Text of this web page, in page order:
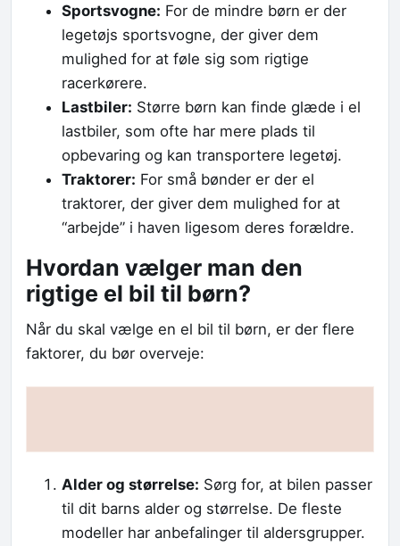
Sportsvogne: For de mindre børn er der
legetøjs sportsvogne, der giver dem
mulighed for at føle sig som rigtige
racerkørere.
Lastbiler: Større børn kan finde glæde i el
lastbiler, som ofte har mere plads til
opbevaring og kan transportere legetøj.
Traktorer: For små bønder er der el
traktorer, der giver dem mulighed for at
“arbejde” i haven ligesom deres forældre.
Hvordan vælger man den
rigtige el bil til børn?
Når du skal vælge en el bil til børn, er der flere
faktorer, du bør overveje:
Alder og størrelse: Sørg for, at bilen passer
til dit barns alder og størrelse. De fleste
modeller har anbefalinger til aldersgrupper.